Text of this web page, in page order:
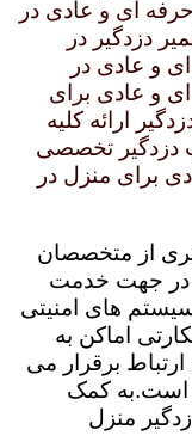
ای و عادی در
دزدگیر در
و عادی در
ای و عادی برای
ارائه کلیه
تخصصی
برای منزل در
از متخصصان
سال سابقه در جهت خدمت
های امنیتی
اماکن به
برقرار می
است.به کمک
منزل